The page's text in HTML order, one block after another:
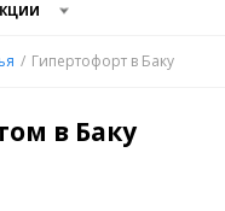
Гипертофорт в Баку
в Баку